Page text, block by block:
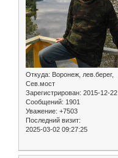
Откуда: Воронеж, лев.берег,
Сев.мост
Зарегистрирован: 2015-12-22
Сообщений: 1901
Уважение: +7503
Последний визит:
2025-03-02 09:27:25